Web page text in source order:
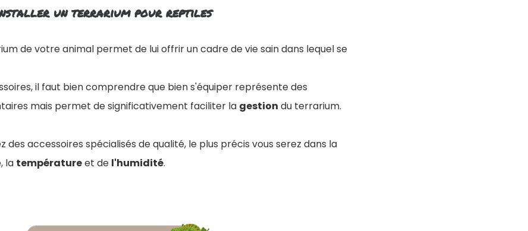
un terrarium pour reptiles
de votre animal permet de lui offrir un cadre de vie sain dans lequel se
il faut bien comprendre que bien s'équiper représente des
mais permet de significativement faciliter la gestion du terrarium.
des accessoires spécialisés de qualité, le plus précis vous serez dans la
la températureet de l'humidité.